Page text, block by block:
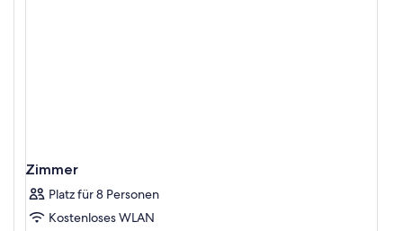
Zimmer
Platz für 8 Personen
Kostenloses WLAN